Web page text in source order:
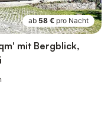
ab 58 € pro Nacht
mit Bergblick,